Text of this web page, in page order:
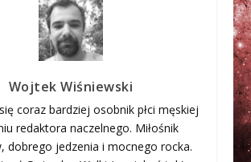
Wojtek Wiśniewski
coraz bardziej osobnik płci męskiej
redaktora naczelnego. Miłośnik
dobrego jedzenia i mocnego rocka.